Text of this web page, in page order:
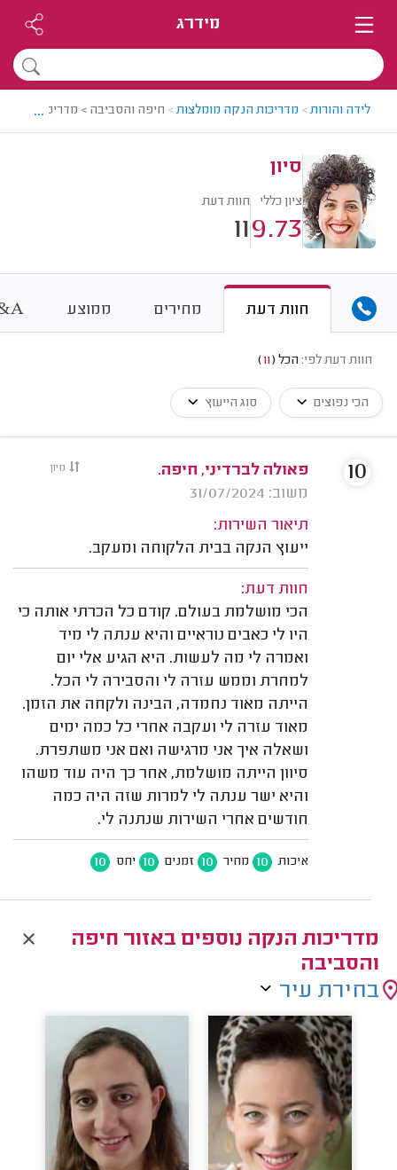
מידרג
לידה והורות> מדריכות הנקה מומלצות> חיפה והסביבה > מדריכת הנקה
...
סיון
ציון כללי
9.73
חוות דעת
11
חוות דעת מחירים ממוצע A
חוות דעת לפי: הכל (
11
)
הכי נפוצים סוג הייעוץ
מיון
פאולה לברדיני, חיפה.
משוב: 31/07/2024
תיאור השירות:
ייעוץ הנקה בבית הלקוחה ומעקב.
חוות דעת:
הכי מושלמת בעולם. קודם כל הכרתי אותה כי
היו לי כאבים נוראיים והיא ענתה לי מיד
ואמרה לי מה לעשות. היא הגיע אלי יום
למחרת וממש עזרה לי והסבירה לי הכל.
הייתה מאוד נחמדה, הבינה ולקחה את הזמן.
מאוד עזרה לי ועקבה אחרי כל כמה ימים
ושאלה איך אני מרגישה ואם אני משתפרת.
סיוון הייתה מושלמת, אחר כך היה עוד משהו
והיא ישר ענתה לי למרות שזה היה כמה
חודשים אחרי השירות שנתנה לי.
איכות 10 מחיר 10 זמנים 10 יחס 10
10
מדריכות הנקה נוספים באזור חיפה
והסביבה
בחירת עיר